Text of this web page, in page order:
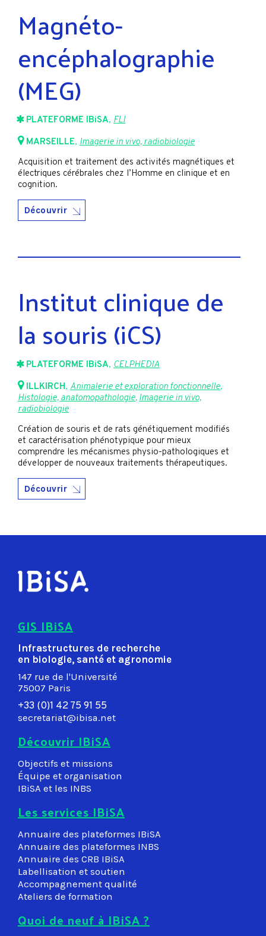
Magnéto-
encéphalographie
(MEG)
PLATEFORME IBiSA, FLI
MARSEILLE, Imagerie in vivo, radiobiologie
Acquisition et traitement des activités magnétiques et
électriques cérébrales chez l’Homme en clinique et en
cognition.
Découvrir
Institut clinique de
la souris (iCS)
PLATEFORME IBiSA, CELPHEDIA
ILLKIRCH, Animalerie et exploration fonctionnelle,
Histologie, anatomopathologie, Imagerie in vivo,
radiobiologie
Création de souris et de rats génétiquement modifiés
et caractérisation phénotypique pour mieux
comprendre les mécanismes physio-pathologiques et
développer de nouveaux traitements thérapeutiques.
Découvrir
GIS IBiSA
Infrastructures de recherche
en biologie, santé et agronomie
147 rue de l'Université
75007 Paris
+33 (0)1 42 75 91 55
secretariat@ibisa.net
Découvrir IBiSA
Objectifs et missions
Équipe et organisation
IBiSA et les INBS
Les services IBiSA
Annuaire des plateformes IBiSA
Annuaire des plateformes INBS
Annuaire des CRB IBiSA
Labellisation et soutien
Accompagnement qualité
Ateliers de formation
Quoi de neuf à IBiSA ?